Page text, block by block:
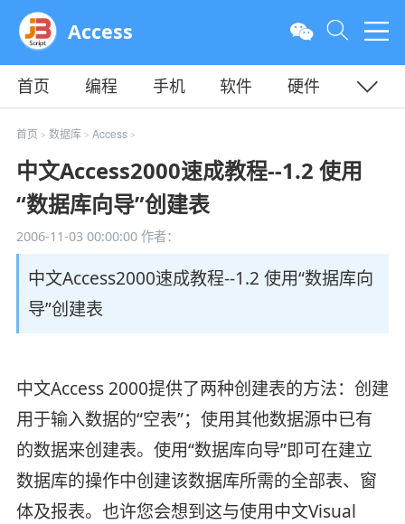
Access
首页 编程 手机 软件
硬件
教程
平面
首页 > 数据库> Access>
中文Access2000速成教程--1.2 使用
“数据库向导”创建表
2006-11-03 00:00:00作者：
中文Access2000速成教程--1.2 使用“数据库向
导”创建表
中文Access 2000提供了两种创建表的方法：创建
用于输入数据的“空表”；使用其他数据源中已有
的数据来创建表。使用“数据库向导”即可在建立
数据库的操作中创建该数据库所需的全部表、窗
体及报表。也许您会想到这与使用中文Visual